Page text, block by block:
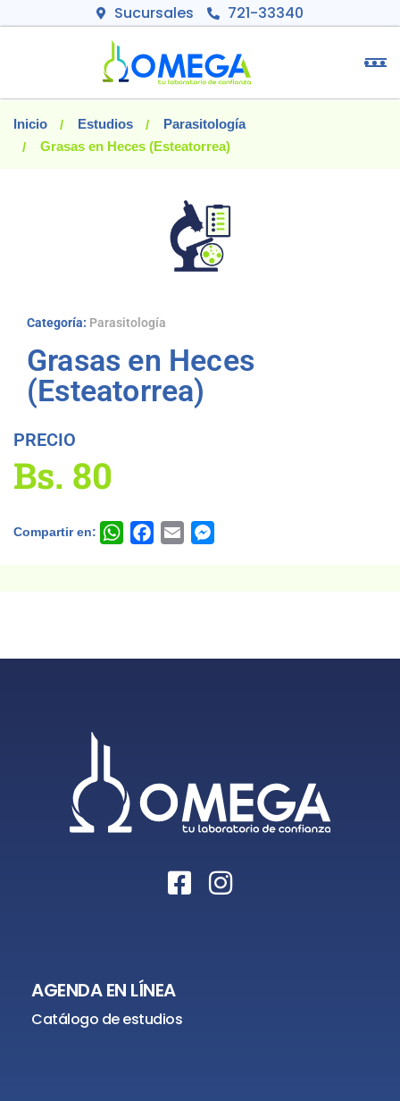
Sucursales 721-33340
Inicio Estudios
Parasitología
Grasas en Heces (Esteatorrea)
Categoría: Parasitología
Grasas en Heces
(Esteatorrea)
PRECIO
Bs. 80
Compartir en: WhatsAppFacebook
Email
AGENDA EN LÍNEA
Catálogo de estudios